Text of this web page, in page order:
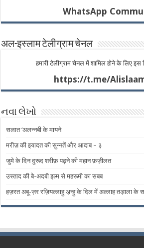
WhatsApp
अल-इस्लाम टेलीग्राम चेनल
हमारी टेलीग्राम चेनल में शामिल होने के लिए
https://t.me/
નવા લેખો
सलात ‘अलन्नबी के मायने
मरीज़ की इयादत की सुन्नतें और आदाब – ​​३
जुमे के दिन दुरूद शरीफ़ पढ़ने की महान फ़ज़ीलत
उस्ताद की बे-अदबी इल्म से महरूमी का सबब
हज़रत अबू-ज़र रज़ियल्लाहु अ़न्हु के दिल में अल्लाह तअ़ाला के